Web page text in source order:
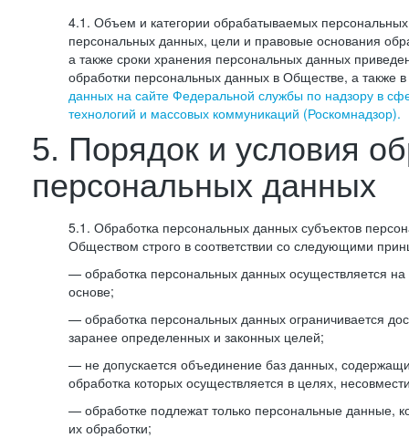
4.1. Объем и категории обрабатываемых персональных
персональных данных, цели и правовые основания
а также сроки хранения персональных данных
обработки персональных данных в Обществе, а также в
данных на сайте Федеральной службы по надзору в
технологий и массовых коммуникаций (Роскомнадзор).
5. Порядок и условия
персональных данных
5.1. Обработка персональных данных субъектов
Обществом строго в соответствии со следующими
— обработка персональных данных осуществляется на
основе;
— обработка персональных данных ограничивается
заранее определенных и законных целей;
— не допускается объединение баз данных,
обработка которых осуществляется в целях,
— обработке подлежат только персональные данные,
их обработки;